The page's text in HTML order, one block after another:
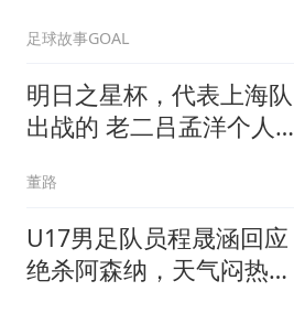
足球故事GOAL
明日之星杯，代表上海队
出战的 老二吕孟洋个人表
董路
U17男足队员程晟涵回应
绝杀阿森纳，天气闷热不